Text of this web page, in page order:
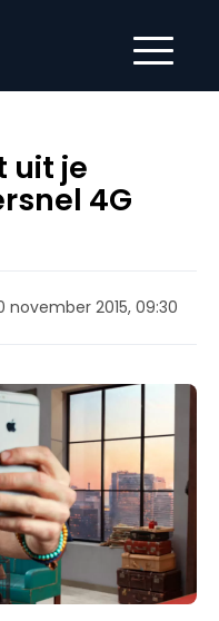
uit je
4G
november 2015, 09:30